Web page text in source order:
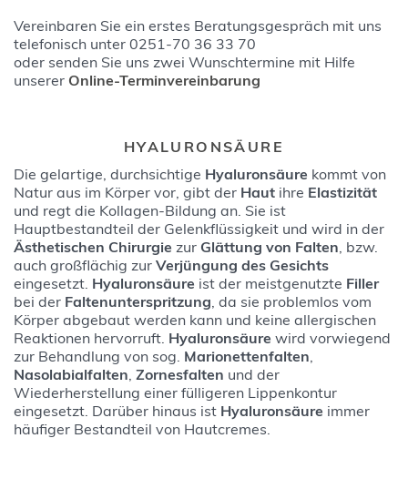
Vereinbaren Sie ein erstes Beratungsgespräch mit uns
telefonisch unter 0251-70 36 33 70
oder senden Sie uns zwei Wunschtermine mit Hilfe
unserer Online-Terminvereinbarung
HYALURONSÄURE
Die gelartige, durchsichtige Hyaluronsäure kommt von
Natur aus im Körper vor, gibt der Haut ihre Elastizität
und regt die Kollagen-Bildung an. Sie ist
Hauptbestandteil der Gelenkflüssigkeit und wird in der
Ästhetischen Chirurgie zur Glättung von Falten, bzw.
auch großflächig zur Verjüngung des Gesichts
eingesetzt. Hyaluronsäure ist der meistgenutzte Filler
bei der Faltenunterspritzung, da sie problemlos vom
Körper abgebaut werden kann und keine allergischen
Reaktionen hervorruft. Hyaluronsäure wird vorwiegend
zur Behandlung von sog. Marionettenfalten,
Nasolabialfalten, Zornesfalten und der
Wiederherstellung einer fülligeren Lippenkontur
eingesetzt. Darüber hinaus ist Hyaluronsäure immer
häufiger Bestandteil von Hautcremes.